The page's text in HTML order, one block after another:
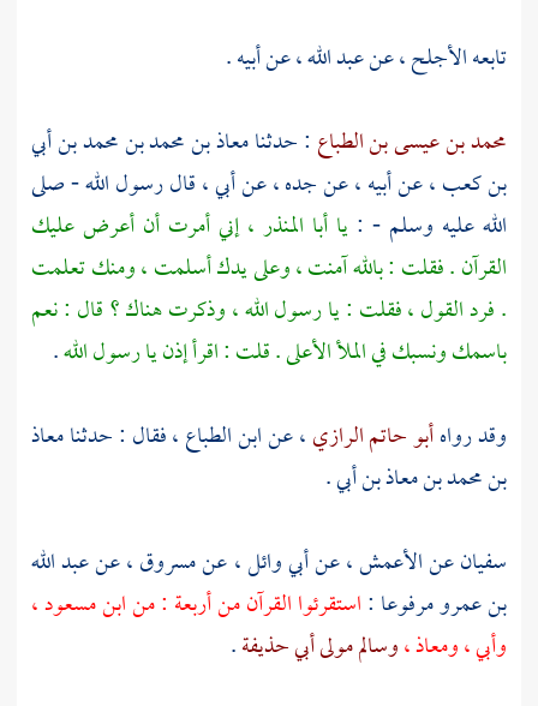
تابعهالأجلح، عنعبد الله، عن أبيه .
محمد بن عيسى بن الطباع : حدثنامعاذ بن محمد بن محمد بن أبي
بن كعب، عن أبيه ، عن جده ، عنأبي، قال رسول الله - صلى
الله عليه وسلم - :يا أبا المنذر ، إني أمرت أن أعرض عليك
القرآن . فقلت : بالله آمنت ، وعلى يدك أسلمت ، ومنك تعلمت
. فرد القول ، فقلت : يا رسول الله ، وذكرت هناك ؟ قال : نعم
باسمك ونسبك في الملأ الأعلى . قلت : اقرأ إذن يا رسول الله.
وقد رواهأبو حاتم الرازي، عنابن الطباع، فقال : حدثنامعاذ
بن محمد بن معاذ بن أبي.
سفيانعنالأعمش، عنأبي وائل، عنمسروق، عنعبد الله
بن عمرومرفوعا :استقرئوا القرآن من أربعة : منابن مسعود،
وأبي،ومعاذ،وسالم مولى أبي حذيفة.